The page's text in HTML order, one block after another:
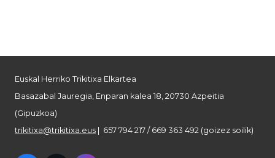
Euskal Herriko Trikitixa Elkartea
Basazabal Jauregia, Enparan kalea 18, 20730 Azpeitia
(Gipuzkoa)
trikitixa@trikitixa.eus | 657 794 217 / 669 363 492 (goizez soilik)